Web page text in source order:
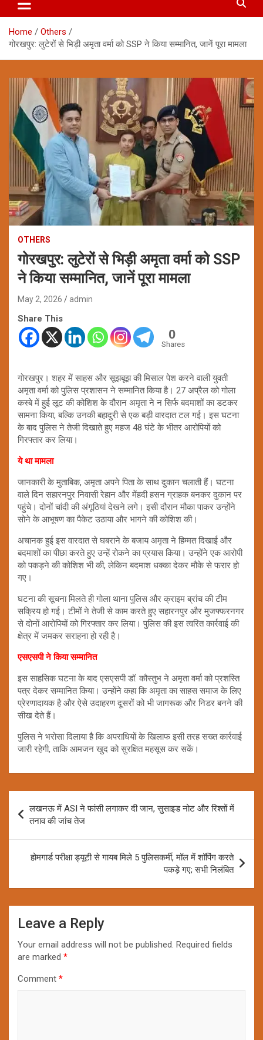
Home
Others
गोरखपुर: लुटेरों से भिड़ी अमृता वर्मा को SSP ने किया सम्मानित, जानें पूरा मामला
OTHERS
गोरखपुर: लुटेरों से भिड़ी अमृता वर्मा को SSP
ने किया सम्मानित, जानें पूरा मामला
May 2, 2026 admin
Share This
0
Shares
गोरखपुर। शहर में साहस और सूझबूझ की मिसाल पेश करने वाली युवती
अमृता वर्मा को पुलिस प्रशासन ने सम्मानित किया है। 27 अप्रैल को गोला
कस्बे में हुई लूट की कोशिश के दौरान अमृता ने न सिर्फ बदमाशों का डटकर
सामना किया, बल्कि उनकी बहादुरी से एक बड़ी वारदात टल गई। इस घटना
के बाद पुलिस ने तेजी दिखाते हुए महज 48 घंटे के भीतर आरोपियों को
गिरफ्तार कर लिया।
ये था मामला
जानकारी के मुताबिक, अमृता अपने पिता के साथ दुकान चलाती हैं। घटना
वाले दिन सहारनपुर निवासी रेहान और मेंहदी हसन ग्राहक बनकर दुकान पर
पहुंचे। दोनों चांदी की अंगूठियां देखने लगे। इसी दौरान मौका पाकर उन्होंने
सोने के आभूषण का पैकेट उठाया और भागने की कोशिश की।
अचानक हुई इस वारदात से घबराने के बजाय अमृता ने हिम्मत दिखाई और
बदमाशों का पीछा करते हुए उन्हें रोकने का प्रयास किया। उन्होंने एक आरोपी
को पकड़ने की कोशिश भी की, लेकिन बदमाश धक्का देकर मौके से फरार हो
गए।
घटना की सूचना मिलते ही गोला थाना पुलिस और क्राइम ब्रांच की टीम
सक्रिय हो गई। टीमों ने तेजी से काम करते हुए सहारनपुर और मुजफ्फरनगर
से दोनों आरोपियों को गिरफ्तार कर लिया। पुलिस की इस त्वरित कार्रवाई की
क्षेत्र में जमकर सराहना हो रही है।
एसएसपी ने किया सम्मानित
इस साहसिक घटना के बाद एसएसपी डॉ. कौस्तुभ ने अमृता वर्मा को प्रशस्ति
पत्र देकर सम्मानित किया। उन्होंने कहा कि अमृता का साहस समाज के लिए
प्रेरणादायक है और ऐसे उदाहरण दूसरों को भी जागरूक और निडर बनने की
सीख देते हैं।
पुलिस ने भरोसा दिलाया है कि अपराधियों के खिलाफ इसी तरह सख्त कार्रवाई
जारी रहेगी, ताकि आमजन खुद को सुरक्षित महसूस कर सकें।
navigation
लखनऊ में ASI ने फांसी लगाकर दी जान, सुसाइड नोट और रिश्तों में
तनाव की जांच तेज
होमगार्ड परीक्षा ड्यूटी से गायब मिले 5 पुलिसकर्मी, मॉल में शॉपिंग करते
पकड़े गए; सभी निलंबित
Leave a Reply
Your email address will not be published. Required fields
are marked *
Comment *